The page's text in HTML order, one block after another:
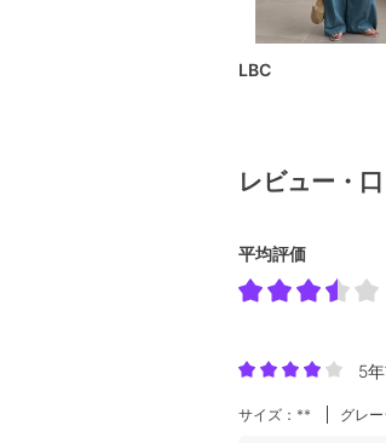
LBC
レビュー・口
平均評価
5
サイズ：** グレー